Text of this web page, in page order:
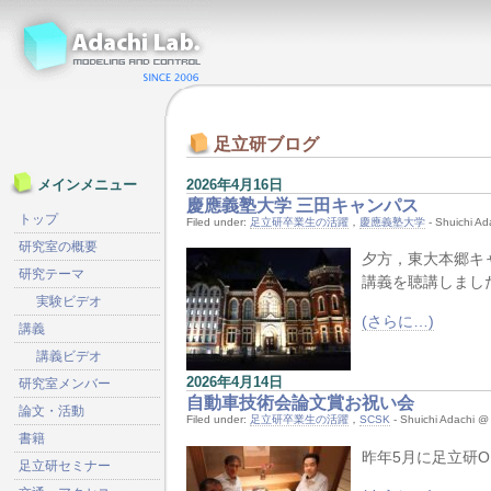
足立研ブログ
2026年4月16日
慶應義塾大学 三田キャンパス
Filed under: 足立研卒業生の活躍 慶應義塾大学 - Shuichi
夕方，東大本郷
講義を聴講しまし
(さらに…)
2026年4月14日
自動車技術会論文賞お祝い会
Filed under: 足立研卒業生の活躍 ， SCSK - Shuichi Adachi
昨年5月に足立研
メインメニュー
トップ
研究室の概要
研究テーマ
実験ビデオ
講義
講義ビデオ
研究室メンバー
論文・活動
書籍
足立研セミナー